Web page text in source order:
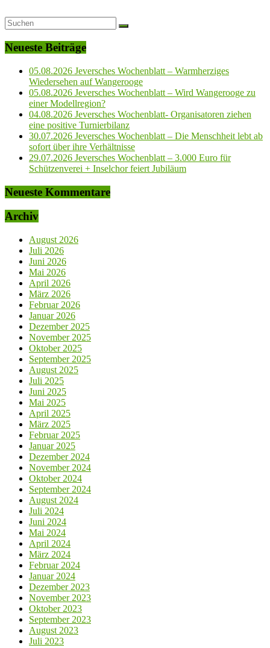
Neueste Beiträge
05.08.2026 Jeversches Wochenblatt – Warmherziges
Wiedersehen auf Wangerooge
05.08.2026 Jeversches Wochenblatt – Wird Wangerooge zu
einer Modellregion?
04.08.2026 Jeversches Wochenblatt- Organisatoren ziehen
eine positive Turnierbilanz
30.07.2026 Jeversches Wochenblatt – Die Menschheit lebt ab
sofort über ihre Verhältnisse
29.07.2026 Jeversches Wochenblatt – 3.000 Euro für
Schützenverei + Inselchor feiert Jubiläum
Neueste Kommentare
Archiv
August 2026
Juli 2026
Juni 2026
Mai 2026
April 2026
März 2026
Februar 2026
Januar 2026
Dezember 2025
November 2025
Oktober 2025
September 2025
August 2025
Juli 2025
Juni 2025
Mai 2025
April 2025
März 2025
Februar 2025
Januar 2025
Dezember 2024
November 2024
Oktober 2024
September 2024
August 2024
Juli 2024
Juni 2024
Mai 2024
April 2024
März 2024
Februar 2024
Januar 2024
Dezember 2023
November 2023
Oktober 2023
September 2023
August 2023
Juli 2023